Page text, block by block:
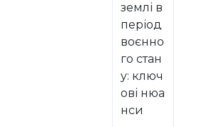
землі в
період
воєнно
го стан
у: ключ
ові нюа
нси